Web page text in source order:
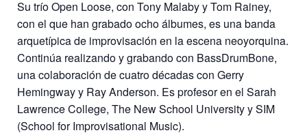
Su trío Open Loose, con Tony Malaby y Tom Rainey,
con el que han grabado ocho álbumes, es una banda
arquetípica de improvisación en la escena neoyorquina.
Continúa realizando y grabando con BassDrumBone,
una colaboración de cuatro décadas con Gerry
Hemingway y Ray Anderson. Es profesor en el Sarah
Lawrence College, The New School University y SIM
(School for Improvisational Music).